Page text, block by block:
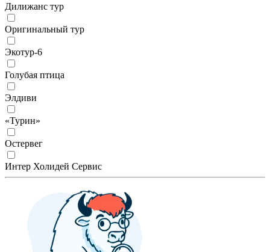
Дилижанс тур
Оригинальный тур
Экотур-6
Голубая птица
Элдиви
«Турин»
Остервег
Интер Холидей Сервис